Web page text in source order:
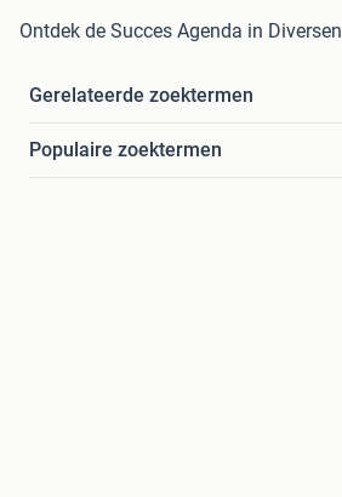
Ontdek de Succes Agenda in Diversen
Gerelateerde zoektermen
Populaire zoektermen